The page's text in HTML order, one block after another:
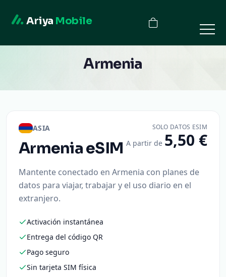
Ariya Mobile
Armenia
ASIA
ArmeniaeSIM
SOLO DATOS ESIM
A partir de 5,50 €
Mantente conectado en Armenia con planes de
datos para viajar, trabajar y el uso diario en el
extranjero.
Activación instantánea
Entrega del código QR
Pago seguro
Sin tarjeta SIM física